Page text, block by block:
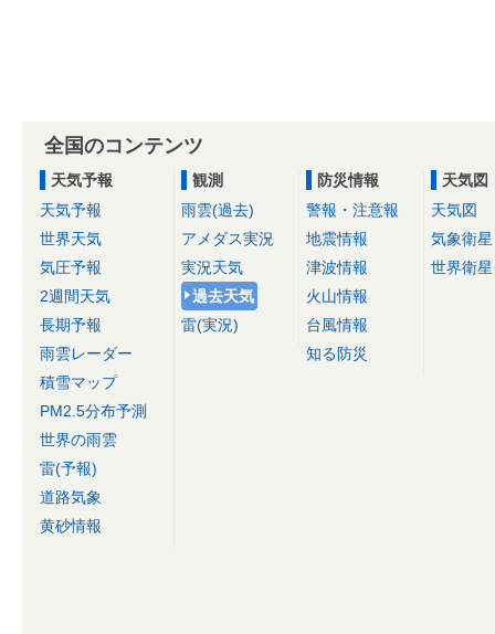
全国のコンテンツ
天気予報
天気予報
世界天気
気圧予報
2週間天気
長期予報
雨雲レーダー
積雪マップ
PM2.5分布予測
世界の雨雲
雷(予報)
道路気象
黄砂情報
観測
雨雲(過去)
アメダス実況
実況天気
過去天気
雷(実況)
防災情報
警報・注意報
地震情報
津波情報
火山情報
台風情報
知る防災
天気図
天気図
気象衛星
世界衛星